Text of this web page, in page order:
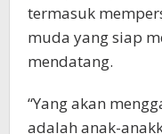
termasuk
muda yang siap
mendatang.
“Yang akan
adalah anak-